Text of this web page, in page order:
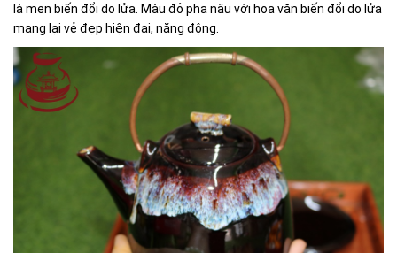
là men biến đổi do lửa. Màu đỏ pha nâu với hoa văn biến đổi do lửa
mang lại vẻ đẹp hiện đại, năng động.